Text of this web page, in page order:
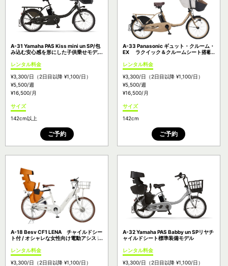
A-31 Yamaha PAS Kiss mini un SP/包
み込む安心感を形にした子供乗せモデル
レンタル料金
¥3,300/日 （2日目以降 ¥1,100/日）
¥5,500/週
¥16,500/月
サイズ
142cm以上
ご予約
A-33 Panasonic ギュット・クルーム・
EX ラクイック＆クルームシート搭載
レンタル料金
¥3,300/日 （2日目以降¥1,100/日）
¥5,500/週
¥16,500/月
サイズ
142cm
ご予約
A-18 Besv CF1 LENA チャイルドシー
ト付 / オシャレな女性向け電動アシスト
レンタル料金
¥3,300/日 （2日目以降 ¥1,100/日）
A-32 Yamaha PAS Babby un SPリヤチ
ャイルドシート標準装備モデル
レンタル料金
¥3,300/日 （2日目以降¥1,100/日）